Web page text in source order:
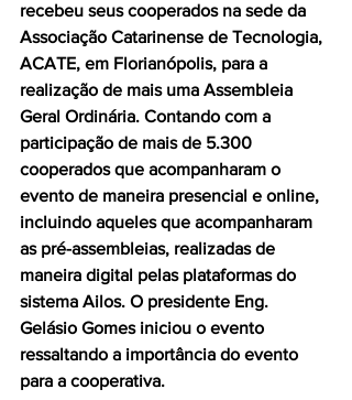
recebeu seus cooperados na sede da
Associação Catarinense de Tecnologia,
ACATE, em Florianópolis, para a
realização de mais uma Assembleia
Geral Ordinária. Contando com a
participação de mais de 5.300
cooperados que acompanharam o
evento de maneira presencial e online,
incluindo aqueles que acompanharam
as pré-assembleias, realizadas de
maneira digital pelas plataformas do
sistema Ailos. O presidente Eng.
Gelásio Gomes iniciou o evento
ressaltando a importância do evento
para a cooperativa.